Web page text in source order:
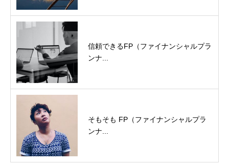
信頼できるFP（ファイナンシャルプラ
ンナ...
そもそも FP（ファイナンシャルプラ
ンナ...